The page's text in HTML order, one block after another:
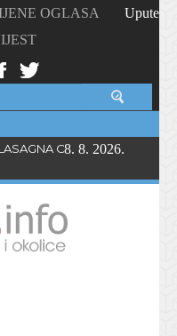
OGLASA
Upute
OBJAVIO NOVI
8. 8. 2026.